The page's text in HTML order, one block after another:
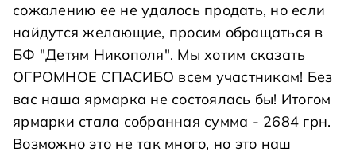
сожалению ее не удалось продать, но если
найдутся желающие, просим обращаться в
БФ "Детям Никополя". Мы хотим сказать
ОГРОМНОЕ СПАСИБО всем участникам! Без
вас наша ярмарка не состоялась бы! Итогом
ярмарки стала собранная сумма - 2684 грн.
Возможно это не так много, но это наш